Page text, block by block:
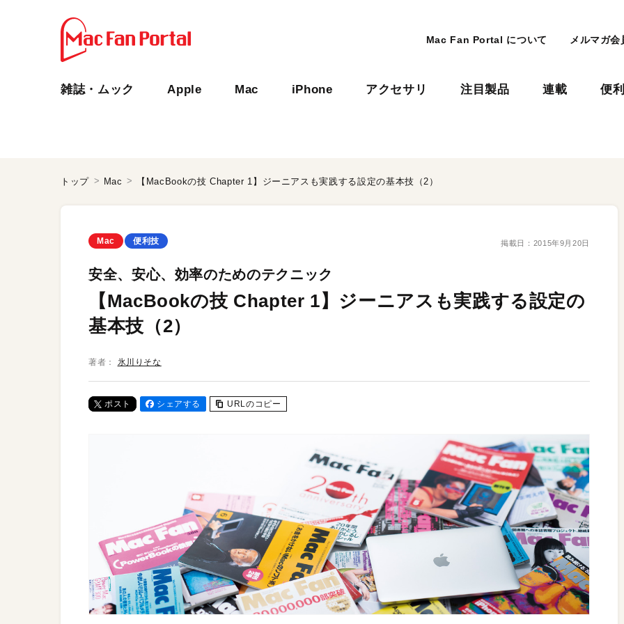
Mac Fan Portal について メルマガ会
雑誌・ムック Apple Mac iPhone アクセサリ 注目製品 連載 便
トップ Mac 【MacBookの技 Chapter 1】ジーニアスも実践する設定の基本技（2）
Mac 便利技 掲載日： 2015年9月20日
安全、安心、効率のためのテクニック
【MacBookの技 Chapter 1】ジーニアスも実践する設定の
基本技（2）
著者： 氷川りそな
ポスト シェアする URLのコピー